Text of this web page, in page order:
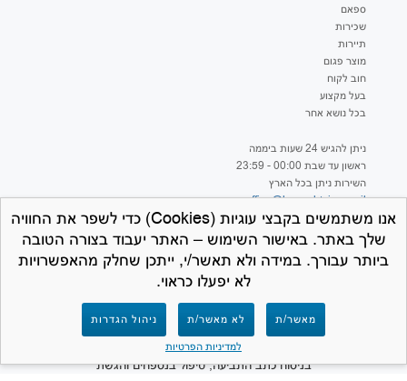
אנו משתמשים בקבצי עוגיות (Cookies) כדי לשפר את החוויה
שלך באתר. באישור השימוש – האתר יעבוד בצורה הטובה
ביותר עבורך. במידה ולא תאשר/י, ייתכן שחלק מהאפשרויות
לא יפעלו כראוי.
מאשר/ת לא מאשר/ת
ניהול הגדרות
למדיניות הפרטיות
ספאם
שכירות
תיירות
מוצר פגום
חוב לקוח
בעל מקצוע
בכל נושא אחר
ניתן להגיש 24 שעות ביממה
ראשון עד שבת 00:00 - 23:59
השירות ניתן בכל הארץ
office@hageshtviaa.co.il
למען הסר ספק – חברת המרכז לתביעות קטנות
אינה נותנת ייעוץ משפטי ואינה מספקת שירותים
משפטיים מכל סוג שהוא. תפקידנו הינו לסייע
בניסוח כתב התביעה, טיפול בנספחים והגשת